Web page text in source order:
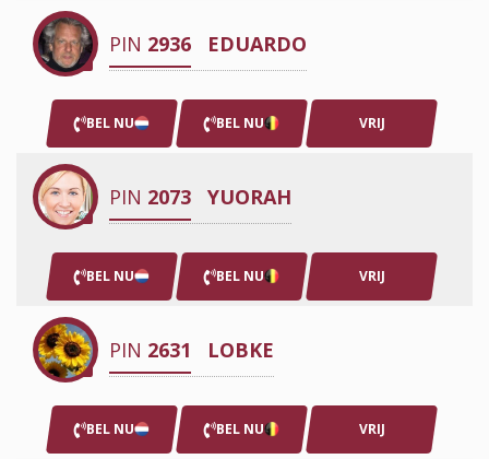
PIN 2936 EDUARDO
BEL NU BEL NU VRIJ
PIN 2073 YUORAH
BEL NU BEL NU VRIJ
PIN 2631 LOBKE
BEL NU BEL NU VRIJ